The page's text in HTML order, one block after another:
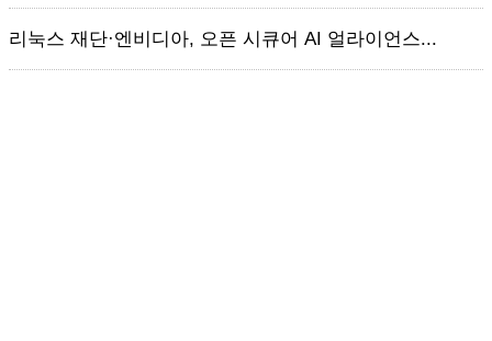
리눅스 재단·엔비디아, 오픈 시큐어 AI 얼라이언스...